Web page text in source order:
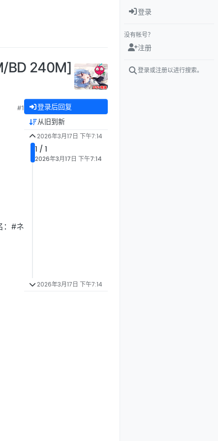
BD 240M]
#1
：#ネ
登录后回复
从旧到新
2026年3月17日 下午7:14
1 / 1
2026年3月17日 下午7:14
2026年3月17日 下午7:14
登录
没有帐号？
注册
登录或注册以进行搜索。